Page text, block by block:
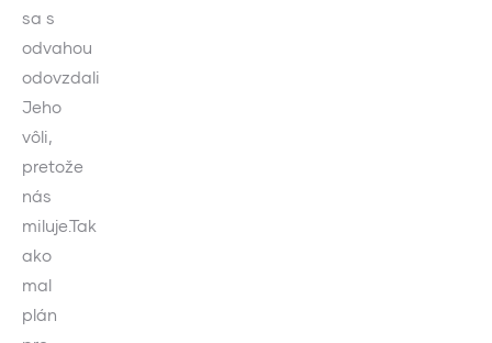
sa s
odvahou
odovzdali
Jeho
vôli,
pretože
nás
miluje.Tak
ako
mal
plán